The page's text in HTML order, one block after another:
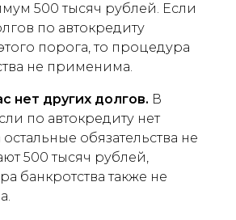
500 тысяч рублей. Если
по автокредиту
порога, то процедура
не применима.
нет других долгов. В
по автокредиту нет
остальные обязательства не
500 тысяч рублей,
банкротства также не